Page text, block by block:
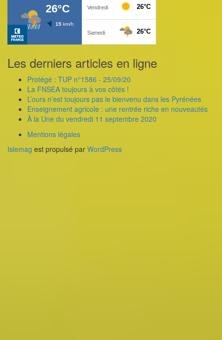
Les derniers articles en ligne
Protégé : TUP n°1586 - 25/09/20
La FNSEA toujours à vos côtés !
L’ours n’est toujours pas le bienvenu dans les Pyrénées
Enseignement agricole : une rentrée riche en nouveautés
À la Une du vendredi 11 septembre 2020
Mentions légales
Islemag est propulsé par WordPress